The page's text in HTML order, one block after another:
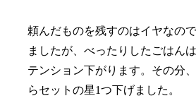
頼んだものを残すのはイヤなの
ましたが、べったりしたごはん
テンション下がります。その分
らセットの星1つ下げました。